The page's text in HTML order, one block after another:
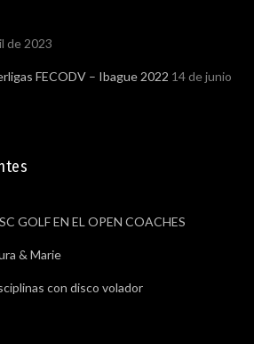
de 2023
FECODV – Ibague 2022 14 de junio
GOLF EN EL OPEN COACHES
& Marie
con disco volador